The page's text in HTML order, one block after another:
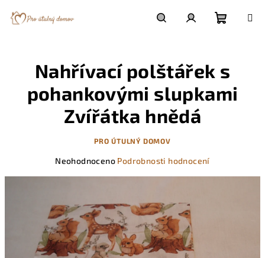
košík
Nahřívací polštářek s
pohankovými slupkami
Zvířátka hnědá
PRO ÚTULNÝ DOMOV
Průměrné
0,0
z
5
hvězdiček.
Neohodnoceno Podrobnosti hodnocení